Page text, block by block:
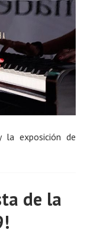
la exposición de
de la